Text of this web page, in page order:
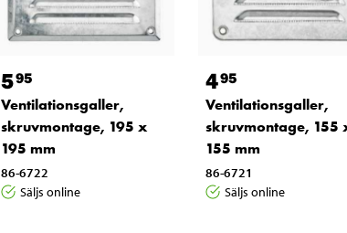
595
Ventilationsgaller,
skruvmontage, 195 x
195 mm
86-6722
Säljs online
495
Ventilationsgaller,
skruvmontage, 155
155 mm
86-6721
Säljs online